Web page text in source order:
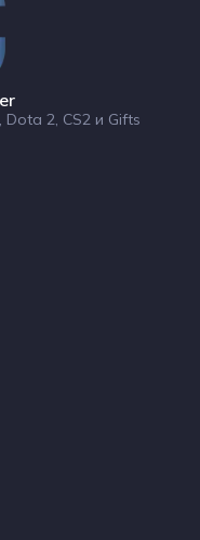
2, CS2 и Gifts